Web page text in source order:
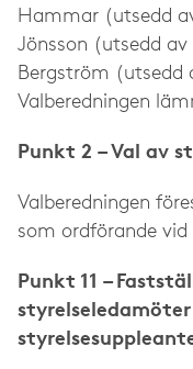
Hammar (utsedd
Jönsson (utsedd av
Bergström (utsedd
Valberedningen
Punkt 2 – Val av
Valberedningen
som ordförande
Punkt 11 –